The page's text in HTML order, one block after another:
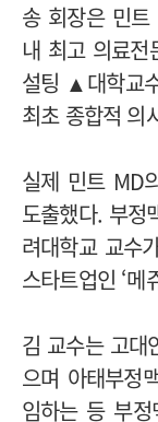
송 회장은 민
내 최고 의료
설팅 ▲대학교
최초 종합적 의
실제 민트 MD
도출했다. 부정
려대학교 교수
스타트업인 ‘메
김 교수는 고대
으며 아태부정
임하는 등 부